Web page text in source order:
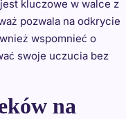
kluczowe w walce z
pozwala na odkrycie
wspomnieć o
swoje uczucia bez
na